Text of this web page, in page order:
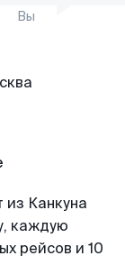
Вы
из Канкуна
каждую
рейсов и 10